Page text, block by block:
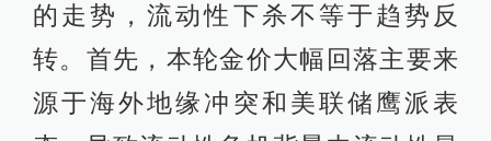
的走势，流动性下杀不等于趋势反
转。首先，本轮金价大幅回落主要来
源于海外地缘冲突和美联储鹰派表